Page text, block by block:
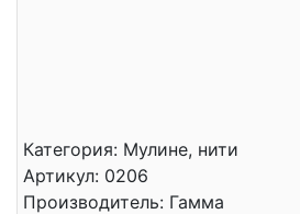
Категория: Мулине, нити
Артикул: 0206
Производитель: Гамма